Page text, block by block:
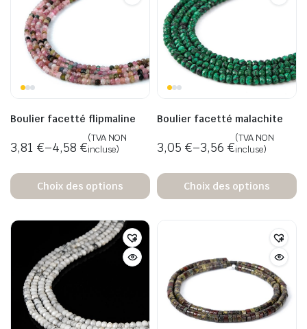
Boulier facetté flipmaline
3,81 €–4,58 €
(TVA NON
incluse)
Choix des options
Boulier facetté malachite
3,05 €–3,56 €
(TVA NON
incluse)
Choix des options